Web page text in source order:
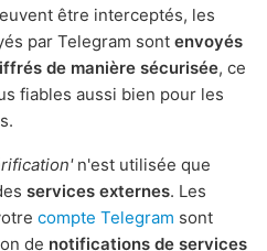
être interceptés, les
par Telegram sont envoyés
de manière sécurisée, ce
fiables aussi bien pour les
n'est utilisée que
services externes. Les
compte Telegram sont
de notifications de services